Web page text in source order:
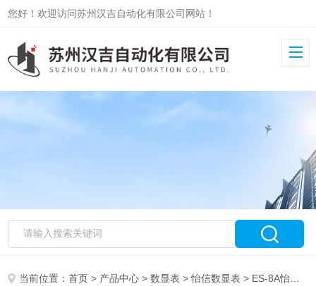
您好！欢迎访问苏州汉吉自动化有限公司网站！
当前位置：首页 > 产品中心 >数显表 >怡信数显表 > ES-8A怡信数显表 EASSON电子尺